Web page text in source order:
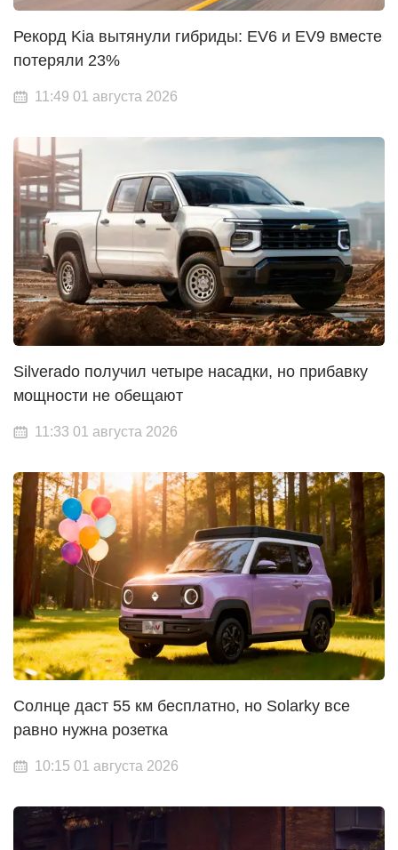
Рекорд Kia вытянули гибриды: EV6 и EV9 вместе
потеряли 23%
11:49 01 августа 2026
Silverado получил четыре насадки, но прибавку
мощности не обещают
11:33 01 августа 2026
Солнце даст 55 км бесплатно, но Solarky все
равно нужна розетка
10:15 01 августа 2026